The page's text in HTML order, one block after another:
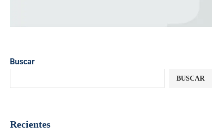
Buscar
BUSCAR
Recientes